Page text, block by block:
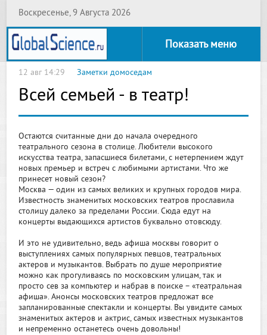
Воскресенье, 9 Августа 2026
Показать меню
12 авг 14:29 Заметки домоседам
Всей семьей - в театр!
Остаются считанные дни до начала очередного
театрального сезона в столице. Любители высокого
искусства театра, запасшиеся билетами, с нетерпением ждут
новых премьер и встреч с любимыми артистами. Что же
принесет новый сезон?
Москва — один из самых великих и крупных городов мира.
Известность знаменитых московских театров прославила
столицу далеко за пределами России. Сюда едут на
концерты выдающихся артистов буквально отовсюду.
И это не удивительно, ведь афиша москвы говорит о
выступлениях самых популярных певцов, театральных
актеров и музыкантов. Выбрать по душе мероприятие
можно как прогуливаясь по московским улицам, так и
просто сев за компьютер и набрав в поиске – «театральная
афиша». Анонсы московских театров предложат все
запланированные спектакли и концерты. Вы увидите самых
знаменитых актеров и актрис, самых известных музыкантов
и непременно останетесь очень довольны!